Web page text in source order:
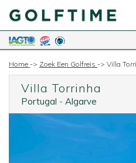
Home -> Zoek Een Golfreis -> Villa
Villa Torrinha
Portugal - Algarve